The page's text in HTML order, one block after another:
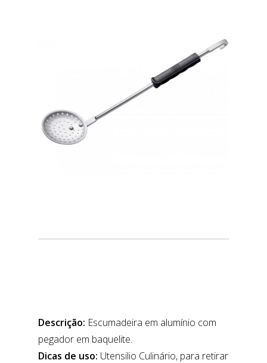
Descrição: Escumadeira em alumínio com
pegador em baquelite.
Dicas de uso: Utensilio Culinário, para retirar